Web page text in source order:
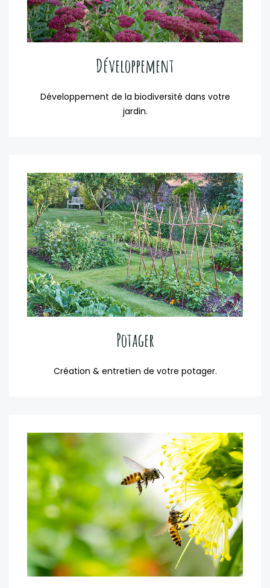
Développement
Développement de la biodiversité dans votre
jardin.
Potager
Création & entretien de votre potager.